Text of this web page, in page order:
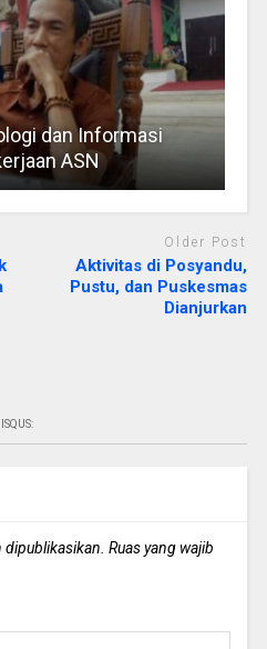
dan Informasi
ASN
Older Post
Aktivitas di Posyandu,
Pustu, dan Puskesmas
Dianjurkan
Ruas yang wajib